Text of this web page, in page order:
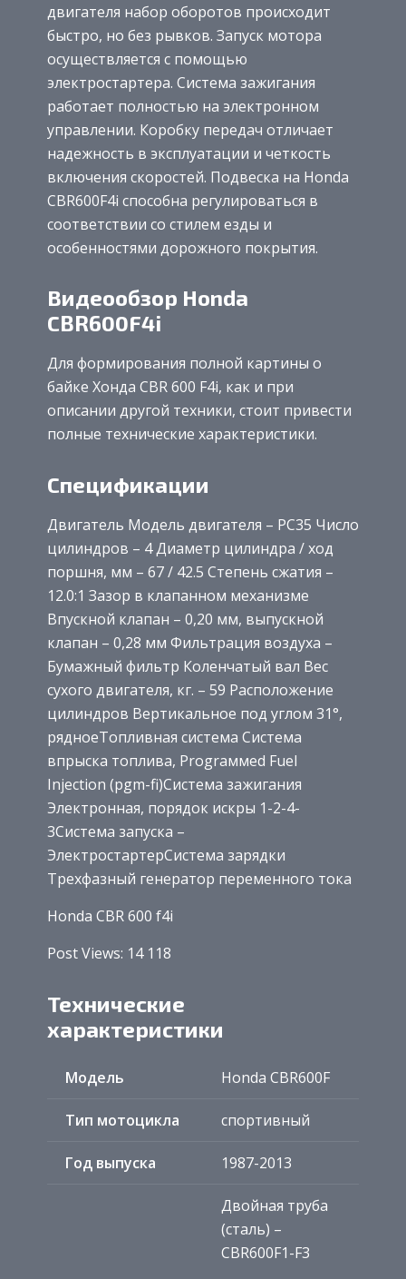
двигателя набор оборотов происходит
быстро, но без рывков. Запуск мотора
осуществляется с помощью
электростартера. Система зажигания
работает полностью на электронном
управлении. Коробку передач отличает
надежность в эксплуатации и четкость
включения скоростей. Подвеска на Honda
CBR600F4i способна регулироваться в
соответствии со стилем езды и
особенностями дорожного покрытия.
Видеообзор Honda
CBR600F4i
Для формирования полной картины о
байке Хонда CBR 600 F4i, как и при
описании другой техники, стоит привести
полные технические характеристики.
Спецификации
Двигатель Модель двигателя – PC35 Число
цилиндров – 4 Диаметр цилиндра / ход
поршня, мм – 67 / 42.5 Степень сжатия –
12.0:1 Зазор в клапанном механизме
Впускной клапан – 0,20 мм, выпускной
клапан – 0,28 мм Фильтрация воздуха –
Бумажный фильтр Коленчатый вал Вес
сухого двигателя, кг. – 59 Расположение
цилиндров Вертикальное под углом 31°,
рядноеТопливная система Система
впрыска топлива, Prograммed Fuel
Injection (pgm-fi)Система зажигания
Электронная, порядок искры 1-2-4-
3Система запуска –
ЭлектростартерСистема зарядки
Трехфазный генератор переменного тока
Honda CBR 600 f4i
Post Views: 14 118
Технические
характеристики
Модель Honda CBR600F
Тип мотоцикла спортивный
Год выпуска 1987-2013
Двойная труба
(сталь) –
CBR600F1-F3